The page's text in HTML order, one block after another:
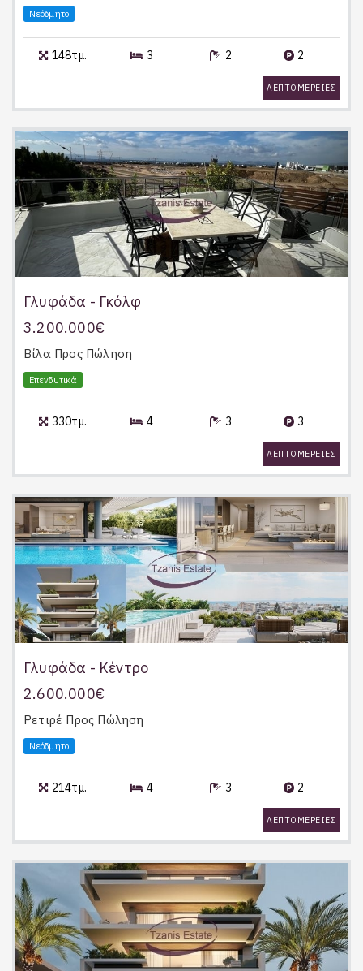
Νεόδμητο
148τμ. 3 2 2
ΛΕΠΤΟΜΕΡΕΙΕΣ
Γλυφάδα - Γκόλφ
3.200.000€
ΒίλαΠρος Πώληση
Επενδυτικά
330τμ. 4 3 3
ΛΕΠΤΟΜΕΡΕΙΕΣ
Γλυφάδα - Κέντρο
2.600.000€
Ρετιρέ Προς Πώληση
Νεόδμητο
214τμ. 4 3 2
ΛΕΠΤΟΜΕΡΕΙΕΣ